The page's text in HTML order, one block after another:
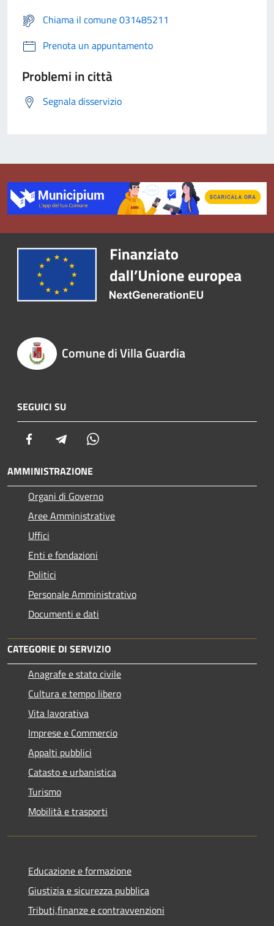
Chiama il comune 031485211
Prenota un appuntamento
Problemi in città
Segnala disservizio
Comune di Villa Guardia
SEGUICI SU
Facebook Telegram
AMMINISTRAZIONE
Organi di Governo
Aree Amministrative
Uffici
Enti e fondazioni
Politici
Personale Amministrativo
Documenti e dati
CATEGORIE DI SERVIZIO
Anagrafe e stato civile
Cultura e tempo libero
Vita lavorativa
Imprese e Commercio
Appalti pubblici
Catasto e urbanistica
Turismo
Mobilità e trasporti
Educazione e formazione
Giustizia e sicurezza pubblica
Tributi,finanze e contravvenzioni